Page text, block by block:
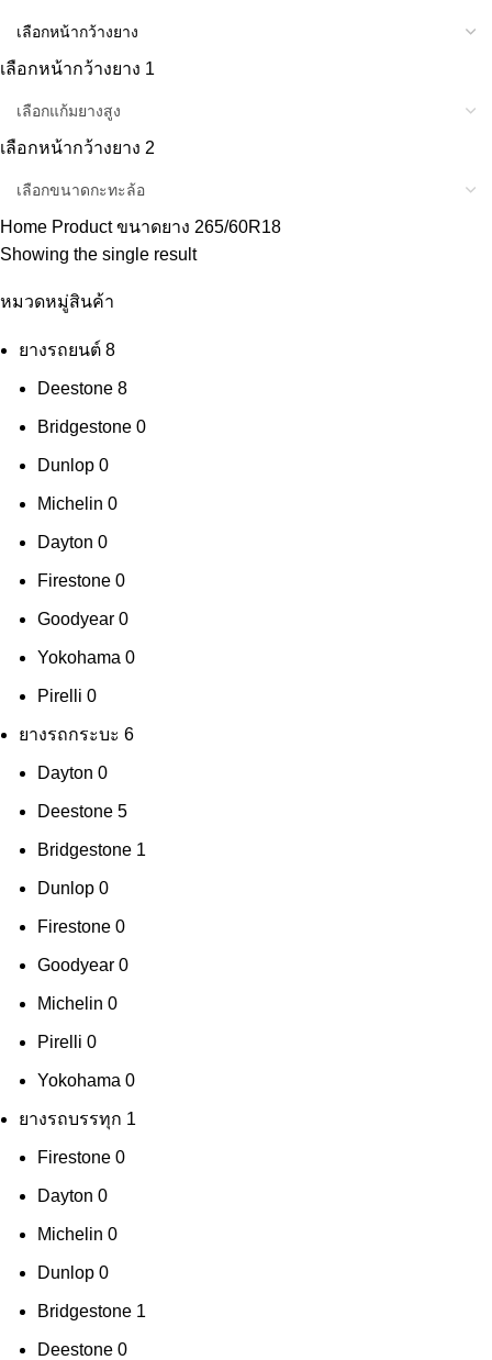
เลือกหน้ากว้างยาง 1
เลือกหน้ากว้างยาง 2
Home Product ขนาดยาง 265/60R18
Showing the single result
หมวดหมู่สินค้า
ยางรถยนต์ 8
Deestone 8
Bridgestone 0
Dunlop 0
Michelin 0
Dayton 0
Firestone 0
Goodyear 0
Yokohama 0
Pirelli 0
ยางรถกระบะ 6
Dayton 0
Deestone 5
Bridgestone 1
Dunlop 0
Firestone 0
Goodyear 0
Michelin 0
Pirelli 0
Yokohama 0
ยางรถบรรทุก 1
Firestone 0
Dayton 0
Michelin 0
Dunlop 0
Bridgestone 1
Deestone 0